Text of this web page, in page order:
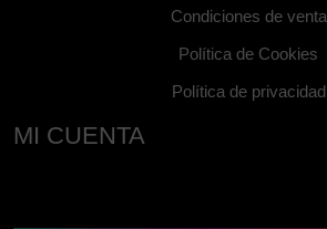
Condiciones de venta
Política de Cookies
Política de privacidad
MI CUENTA